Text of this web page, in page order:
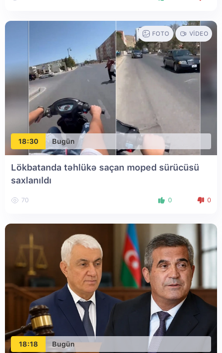
18:30 Bugün
FOTO VIDEO
Lökbatanda təhlükə saçan moped sürücüsü
saxlanıldı
70 0 0
18:18 Bugün